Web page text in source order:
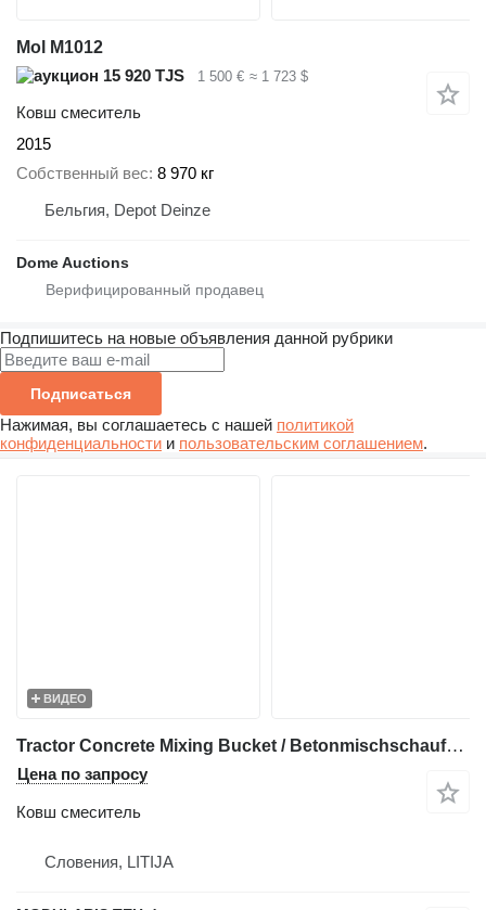
Mol M1012
15 920 TJS
1 500 € ≈ 1 723 $
Ковш смеситель
2015
Собственный вес 8 970 кг
Бельгия, Depot Deinze
Dome Auctions
Подпишитесь на новые объявления данной рубрики
Подписаться
Нажимая, вы соглашаетесь с нашей политикой
конфиденциальности и пользовательским соглашением.
ВИДЕО
Tractor Concrete Mixing Bucket / Betonmischschaufel für Traktore
Цена по запросу
Ковш смеситель
Словения, LITIJA